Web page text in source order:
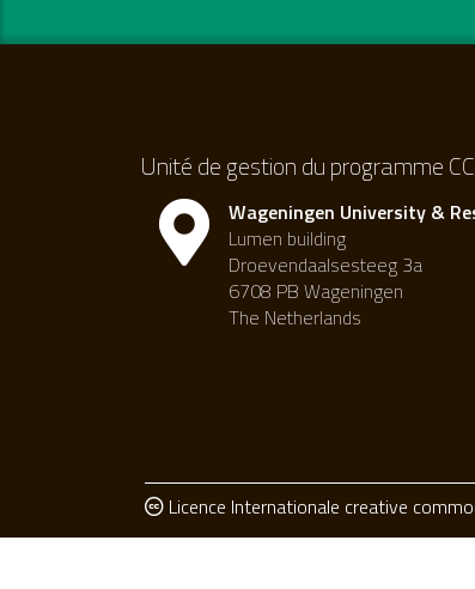
Unité de gestion du programme
Wageningen University &
Lumen building
Droevendaalsesteeg 3a
6708 PB Wageningen
The Netherlands
Licence Internationale creative